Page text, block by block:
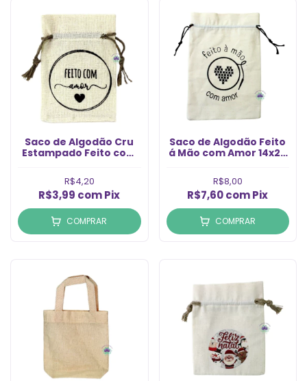
Saco de Algodão Cru
Estampado Feito com
R$4,20
R$3,99 comPix
COMPRAR
Saco de Algodão Feito
Mão com Amor 14x20
R$8,00
R$7,60comPix
COMPRAR